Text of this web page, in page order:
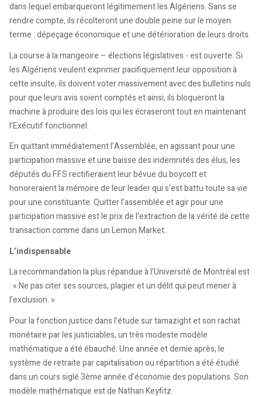
dans lequel embarqueront légitimement les Algériens. Sans se
rendre compte, ils récolteront une double peine sur le moyen
terme : dépeçage économique et une détérioration de leurs droits.
La course à la mangeoire – élections législatives - est ouverte. Si
les Algériens veulent exprimer pacifiquement leur opposition à
cette insulte, ils doivent voter massivement avec des bulletins nuls
pour que leurs avis soient comptés et ainsi, ils bloqueront la
machine à produire des lois qui les écraseront tout en maintenant
l’Exécutif fonctionnel.
En quittant immédiatement l’Assemblée, en agissant pour une
participation massive et une baisse des indemnités des élus, les
députés du F.F.S rectifieraient leur bévue du boycott et
honoreraient la mémoire de leur leader qui s’est battu toute sa vie
pour une constituante. Quitter l’assemblée et agir pour une
participation massive est le prix de l’extraction de la vérité de cette
transaction comme dans un Lemon Market.
L’indispensable
La recommandation la plus répandue à l’Université de Montréal est
: « Ne pas citer ses sources, plagier et un délit qui peut mener à
l’exclusion. »
Pour la fonction justice dans l’étude sur tamazight et son rachat
monétaire par les justiciables, un très modeste modèle
mathématique a été ébauché. Une année et demie après, le
système de retraite par capitalisation ou répartition a été étudié
dans un cours siglé 3ème année d’économie des populations. Son
modèle mathématique est de Nathan Keyfitz.